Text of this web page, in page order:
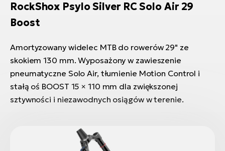
RockShox Psylo Silver RC Solo Air 29
Boost
Amortyzowany widelec MTB do rowerów 29" ze
skokiem 130 mm. Wyposażony w zawieszenie
pneumatyczne Solo Air, tłumienie Motion Control i
stałą oś BOOST 15 × 110 mm dla zwiększonej
sztywności i niezawodnych osiągów w terenie.